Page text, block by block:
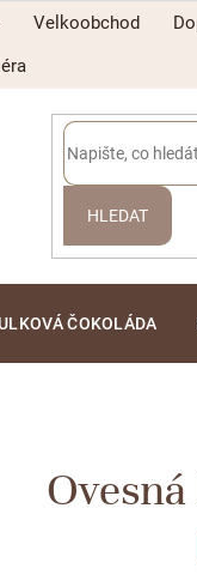
Velkoobchod
HLEDAT
ČOKOLÁDA